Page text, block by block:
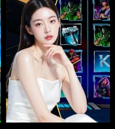
CQ9 - Thương Hiệu Slot Hàng
Đầu Châu Á Với Hơn 150 Trò
Chơi